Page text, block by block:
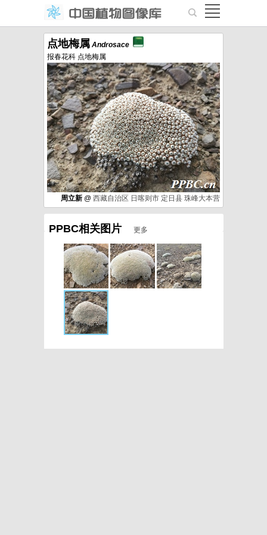
点地梅属 Androsace
报春花科 点地梅属
周立新 @ 西藏自治区 日喀则市 定日县 珠峰大本营
PPBC相关图片 更多